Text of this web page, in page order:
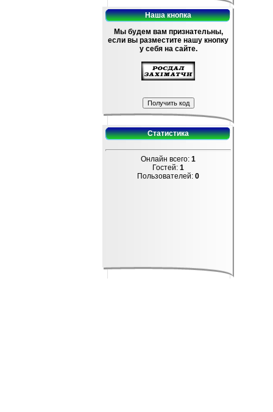
Наша кнопка
Мы будем вам признательны,
если вы разместите нашу кнопку
у себя на сайте.
Статистика
Онлайн всего: 1
Гостей: 1
Пользователей: 0